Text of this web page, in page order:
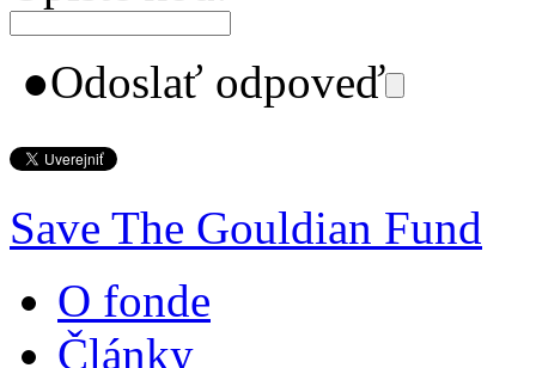
●Odoslať odpoveď
Save The Gouldian Fund
O fonde
Články